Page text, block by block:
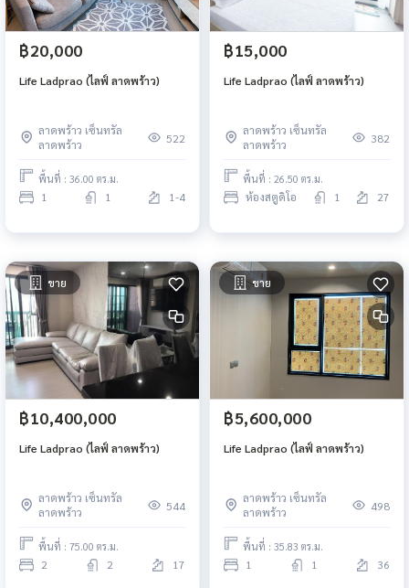
฿20,000
Life Ladprao (ไลฟ์ ลาดพร้าว)
ลาดพร้าว เซ็นทรัล
ลาดพร้าว
522
พื้นที่ : 36.00 ตร.ม.
1 1 1-4
฿15,000
Life Ladprao (ไลฟ์ ลาดพร้าว)
ลาดพร้าว เซ็นทรัล
ลาดพร้าว
382
พื้นที่ : 26.50 ตร.ม.
ห้องสตูดิโอ 1 27
ขาย
฿10,400,000
Life Ladprao (ไลฟ์ ลาดพร้าว)
ลาดพร้าว เซ็นทรัล
ลาดพร้าว
544
พื้นที่ : 75.00 ตร.ม.
2 2 17
ขาย
฿5,600,000
Life Ladprao (ไลฟ์ ลาดพร้าว)
ลาดพร้าว เซ็นทรัล
ลาดพร้าว
498
พื้นที่ : 35.83 ตร.ม.
1 1 36